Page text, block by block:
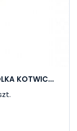
KOTWIC...